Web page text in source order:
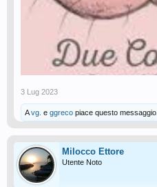
3 Lug 2023
Avg. e ggreco piace questo messaggio.
Milocco Ettore
Utente Noto